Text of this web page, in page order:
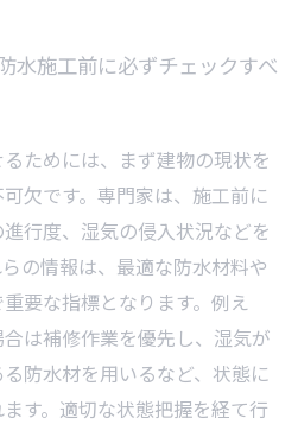
水施工前に必ずチェックすべ
ためには、まず建物の現状を
欠です。専門家は、施工前に
行度、湿気の侵入状況などを
の情報は、最適な防水材料や
要な指標となります。例え
は補修作業を優先し、湿気が
防水材を用いるなど、状態に
す。適切な状態把握を経て行